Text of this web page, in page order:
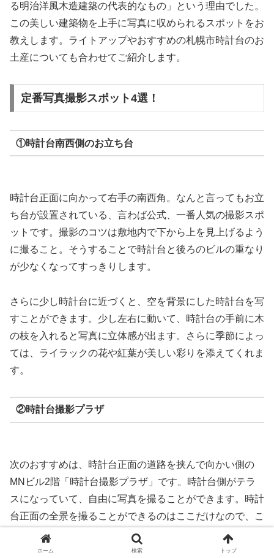
る明治洋風木造建築の代表的なもの」という理由でした。
この美しい建築物を上手に写真に収められるスポットをお
教えします。ライトアップやおすすめの札幌市時計台のお
土産についても合わせてご紹介します。
定番写真撮影スポット4選！
①時計台南西側のお立ち台
時計台正面に向かって右手の南西角。なんと言ってもお立
ち台が設置されている、言わば公式、一番人気の撮影スポ
ットです。撮影のコツは敷地内で下から上を見上げるよう
に撮ること。そうすることで時計台と後ろのビルの重なり
が少なくなってすっきりします。
さらに少し時計台に近づくと、空を背景にした時計台を写
すことができます。少し左右に動いて、時計台の手前に木
の枝を入れると写真に立体感が出ます。さらに季節によっ
ては、ライラックの花や紅葉が美しい彩りを添えてくれま
す。
②時計台撮影プラザ
次のおすすめは、時計台正面の道路を挟んで向かい側の
MNビル2階「時計台撮影プラザ」です。時計台側がテラ
スになっていて、自由に写真を撮ることができます。時計
台正面の全景を撮ることができるのはここだけなので、こ
こも人気の撮影スポットです。
ホーム 検索 トップ